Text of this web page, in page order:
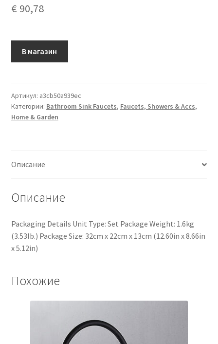
€ 90,78
В магазин
Артикул: a3cb50a939ec
Категории: Bathroom Sink Faucets, Faucets, Showers & Accs,
Home & Garden
Описание
Описание
Packaging Details Unit Type: Set Package Weight: 1.6kg
(3.53lb.) Package Size: 32cm x 22cm x 13cm (12.60in x 8.66in
x 5.12in)
Похожие